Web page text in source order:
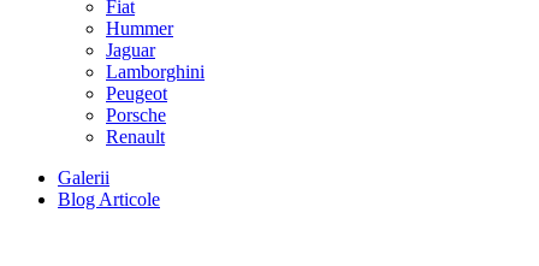
Fiat
Hummer
Jaguar
Lamborghini
Peugeot
Porsche
Renault
Galerii
Blog Articole